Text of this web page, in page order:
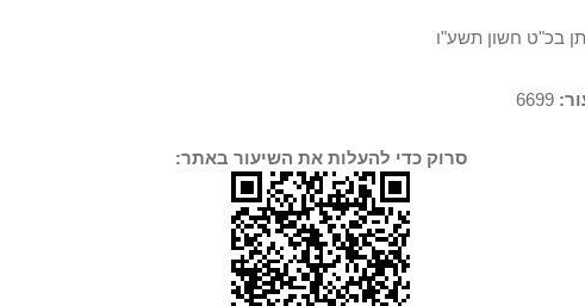
בכ"ט חשון תשע"ו
סרוק כדי להעלות את השיעור באתר: